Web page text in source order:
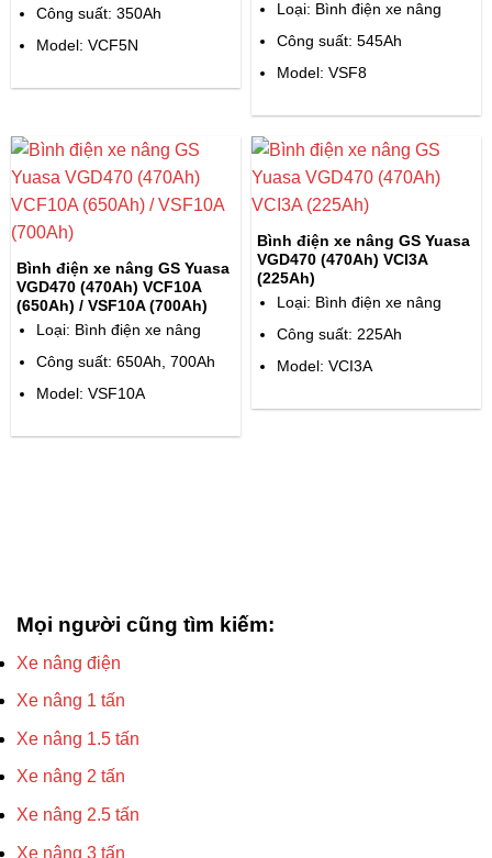
Công suất: 350Ah
Model: VCF5N
Loại: Bình điện xe nâng
Công suất: 545Ah
Model: VSF8
Bình điện xe nâng GS Yuasa
VGD470 (470Ah) VCF10A
(650Ah) / VSF10A (700Ah)
Loại: Bình điện xe nâng
Công suất: 650Ah, 700Ah
Model: VSF10A
Bình điện xe nâng GS Yuasa
VGD470 (470Ah) VCI3A
(225Ah)
Loại: Bình điện xe nâng
Công suất: 225Ah
Model: VCI3A
Mọi người cũng tìm kiếm:
Xe nâng điện
Xe nâng 1 tấn
Xe nâng 1.5 tấn
Xe nâng 2 tấn
Xe nâng 2.5 tấn
Xe nâng 3 tấn